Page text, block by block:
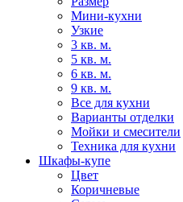
Мини-кухни
Узкие
3 кв. м.
5 кв. м.
6 кв. м.
9 кв. м.
Все для кухни
Варианты отделки
Мойки и смесители
Техника для кухни
Шкафы-купе
Цвет
Коричневые